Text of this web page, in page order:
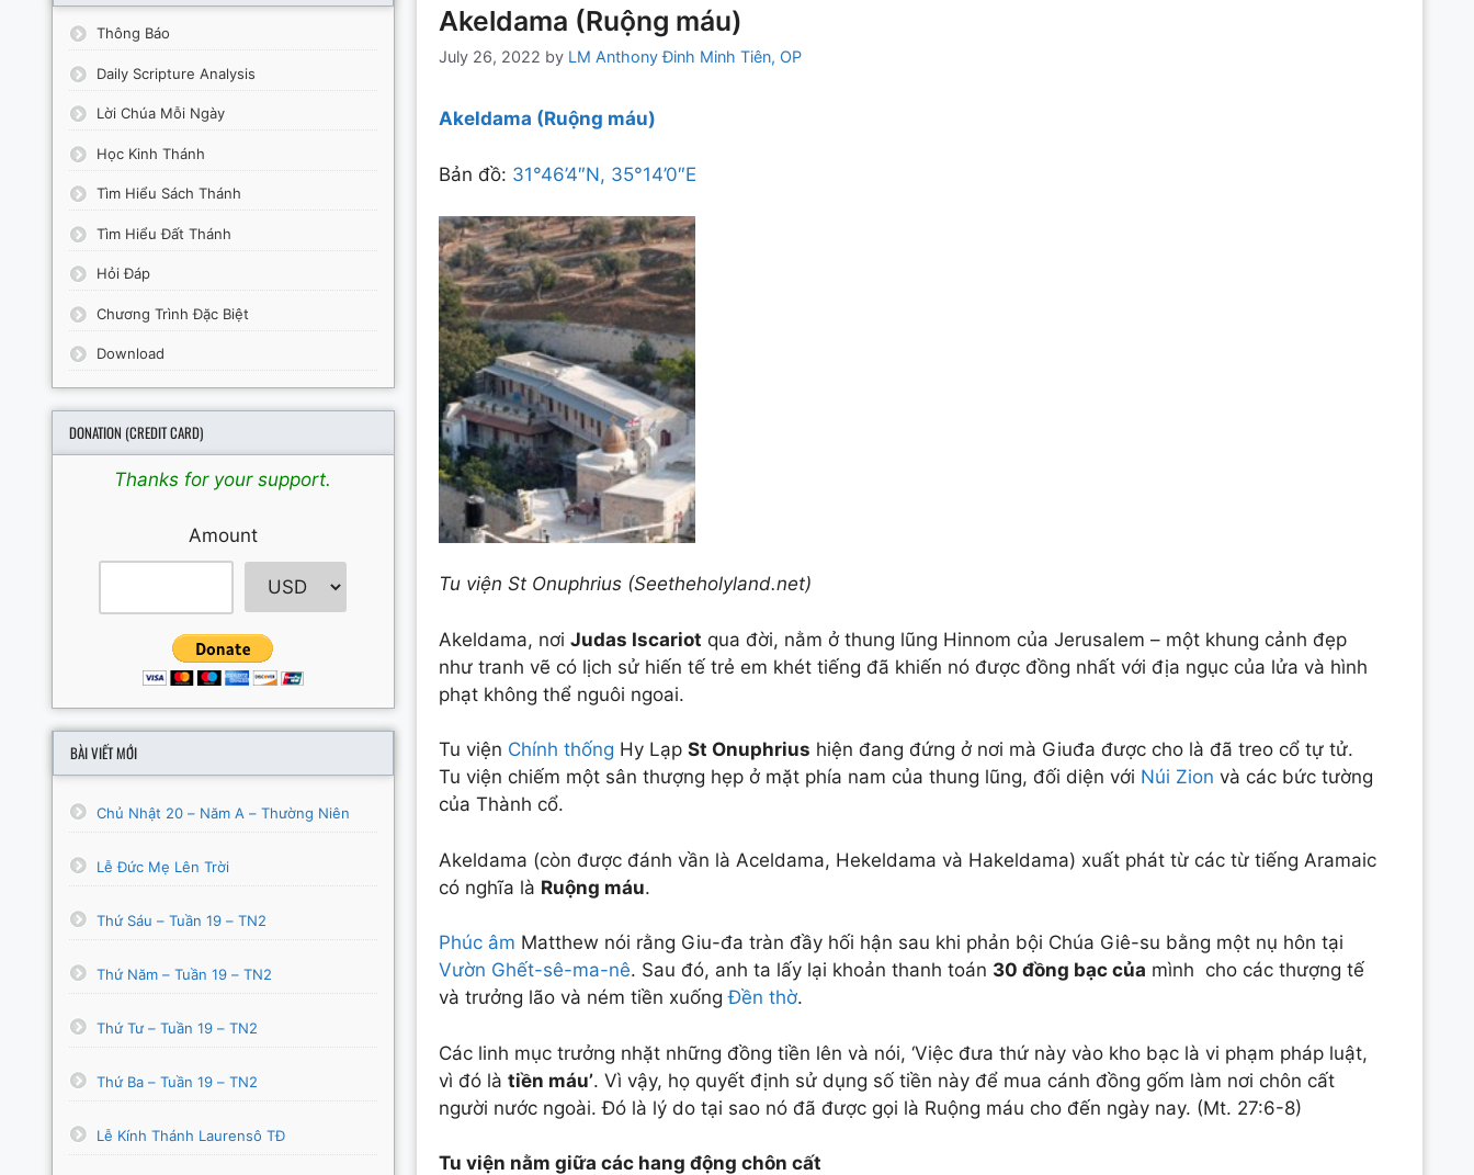
Akeldama (Ruộng máu)
July 26, 2022 by LM Anthony Đinh Minh Tiên, OP
Akeldama (Ruộng máu)
Bản đồ: 31°46’4″N, 35°14’0″E
Tu viện St Onuphrius (Seetheholyland.net)
Akeldama, nơi Judas Iscariot qua đời, nằm ở thung lũng Hinnom của Jerusalem – một khung cảnh đẹp
như tranh vẽ có lịch sử hiến tế trẻ em khét tiếng đã khiến nó được đồng nhất với địa ngục của lửa và hình
phạt không thể nguôi ngoai.
Tu viện Chính thống Hy Lạp St Onuphrius hiện đang đứng ở nơi mà Giuđa được cho là đã treo cổ tự tử.
Tu viện chiếm một sân thượng hẹp ở mặt phía nam của thung lũng, đối diện với Núi Zion và các bức tường
của Thành cổ.
Akeldama (còn được đánh vần là Aceldama, Hekeldama và Hakeldama) xuất phát từ các từ tiếng Aramaic
có nghĩa là Ruộng máu.
Phúc âm Matthew nói rằng Giu-đa tràn đầy hối hận sau khi phản bội Chúa Giê-su bằng một nụ hôn tại
Vườn Ghết-sê-ma-nê. Sau đó, anh ta lấy lại khoản thanh toán 30 đồng bạc của mình cho các thượng tế
và trưởng lão và ném tiền xuốngĐền thờ.
Các linh mục trưởng nhặt những đồng tiền lên và nói, ‘Việc đưa thứ này vào kho bạc là vi phạm pháp luật,
vì đó là tiền máu’. Vì vậy, họ quyết định sử dụng số tiền này để mua cánh đồng gốm làm nơi chôn cất
người nước ngoài. Đó là lý do tại sao nó đã được gọi là Ruộng máu cho đến ngày nay. (Mt. 27:6-8)
Tu viện nằm giữa các hang động chôn cất
Thông Báo
Daily Scripture Analysis
Lời Chúa Mỗi Ngày
Học Kinh Thánh
Tìm Hiểu Sách Thánh
Tìm Hiểu Đất Thánh
Hỏi Đáp
Chương Trình Đặc Biệt
Download
DONATION (CREDIT CARD)
Thanks for your support.
Amount
BÀI VIẾT MỚI
Chủ Nhật 20 – Năm A – Thường Niên
Lễ Đức Mẹ Lên Trời
Thứ Sáu – Tuần 19 – TN2
Thứ Năm – Tuần 19 – TN2
Thứ Tư – Tuần 19 – TN2
Thứ Ba – Tuần 19 – TN2
Lễ Kính Thánh Laurensô TĐ